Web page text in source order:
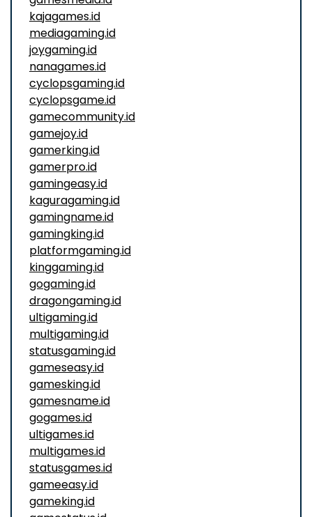
kajagames.id
mediagaming.id
joygaming.id
nanagames.id
cyclopsgaming.id
cyclopsgame.id
gamecommunity.id
gamejoy.id
gamerking.id
gamerpro.id
gamingeasy.id
kaguragaming.id
gamingname.id
gamingking.id
platformgaming.id
kinggaming.id
gogaming.id
dragongaming.id
ultigaming.id
multigaming.id
statusgaming.id
gameseasy.id
gamesking.id
gamesname.id
gogames.id
ultigames.id
multigames.id
statusgames.id
gameeasy.id
gameking.id